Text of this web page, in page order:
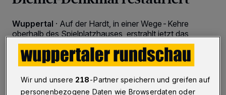
Wuppertal · Auf der Hardt, in einer Wege-Kehre
oberhalb des Spielplatzhauses, erstrahlt jetzt das
Denkmal für den Hardt-Gründer Dr. Johann Stephan
Anton Diemel in neuem Glanz. Es ist eines der ältesten
in Wuppertal und mit eines der ältesten von Bürgern
Wir und unsere 218-Partner speichern und greifen auf
personenbezogene Daten wie Browserdaten oder